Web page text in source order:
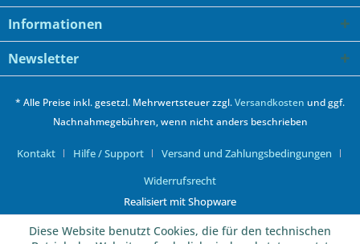
Informationen
Newsletter
* Alle Preise inkl. gesetzl. Mehrwertsteuer zzgl.Versandkosten und ggf.
Nachnahmegebühren, wenn nicht anders beschrieben
Kontakt Hilfe / Support
Versand und Zahlungsbedingungen
Widerrufsrecht
Realisiert mit Shopware
Diese Website benutzt Cookies, die für den technischen